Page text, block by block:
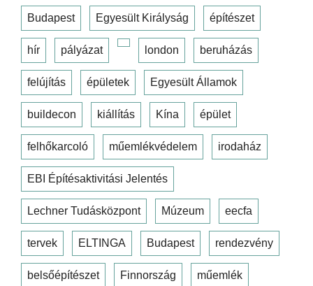
Budapest Egyesült Királyság építészet
hír pályázat london beruházás
felújítás épületek Egyesült Államok
buildecon kiállítás Kína épület
felhőkarcoló műemlékvédelem irodaház
EBI Építésaktivitási Jelentés
Lechner Tudásközpont Múzeum eecfa
tervek ELTINGA Budapest rendezvény
belsőépítészet Finnország műemlék